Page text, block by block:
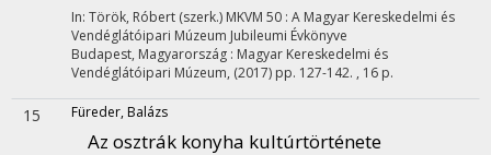
In: Török, Róbert (szerk.) MKVM 50 : A Magyar Kereskedelmi és
Vendéglátóipari Múzeum Jubileumi Évkönyve
Budapest, Magyarország : Magyar Kereskedelmi és
Vendéglátóipari Múzeum, (2017) pp. 127-142. , 16 p.
15 Füreder, Balázs
Az osztrák konyha kultúrtörténete